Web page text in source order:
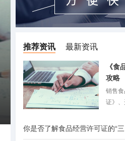
推荐资讯 最新资讯
《
攻略
销售
证》、
理《公
……食